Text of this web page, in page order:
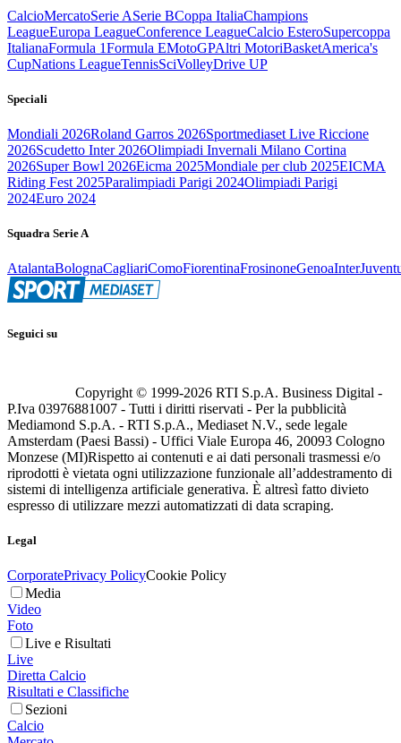
CalcioMercatoSerie ASerie BCoppa ItaliaChampions
LeagueEuropa LeagueConference LeagueCalcio EsteroSupercoppa
ItalianaFormula 1Formula EMotoGPAltri MotoriBasketAmerica's
CupNations LeagueTennisSciVolleyDrive UP
Speciali
Mondiali 2026Roland Garros 2026Sportmediaset Live Riccione
2026Scudetto Inter 2026Olimpiadi Invernali Milano Cortina
2026Super Bowl 2026Eicma 2025Mondiale per club 2025EICMA
Riding Fest 2025Paralimpiadi Parigi 2024Olimpiadi Parigi
2024Euro 2024
Squadra Serie A
AtalantaBolognaCagliariComoFiorentinaFrosinoneGenoaInter
Seguici su
Copyright © 1999-2026 RTI S.p.A. Business Digital -
P.Iva 03976881007 - Tutti i diritti riservati - Per la pubblicità
Mediamond S.p.A. - RTI S.p.A., Mediaset N.V., sede legale
Amsterdam (Paesi Bassi) - Uffici Viale Europa 46, 20093 Cologno
Monzese (MI)Rispetto ai contenuti e ai dati personali trasmessi e/o
riprodotti è vietata ogni utilizzazione funzionale all’addestramento di
sistemi di intelligenza artificiale generativa. È altresì fatto divieto
espresso di utilizzare mezzi automatizzati di data scraping.
Legal
CorporatePrivacy PolicyCookie Policy
Media
Video
Foto
Live e Risultati
Live
Diretta Calcio
Risultati e Classifiche
Sezioni
Calcio